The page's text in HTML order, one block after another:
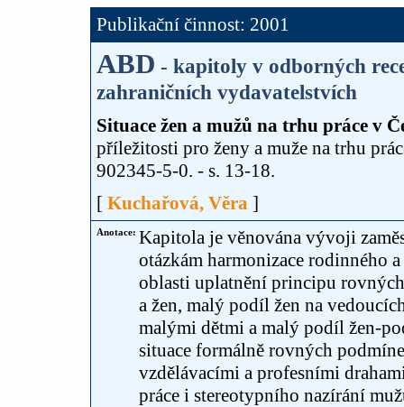
Publikační činnost: 2001
ABD - kapitoly v odborných
zahraničních vydavatelstvích
Situace žen a mužů na trhu práce v
příležitosti pro ženy a muže na trhu
902345-5-0. - s. 13-18.
[ Kuchařová, Věra ]
Anotace: Kapitola je věnována vývoji
otázkám harmonizace rodinného
oblasti uplatnění principu
a žen, malý podíl žen na
malými dětmi a malý podíl žen-
situace formálně rovných
vzdělávacími a profesními
práce i stereotypního nazírání